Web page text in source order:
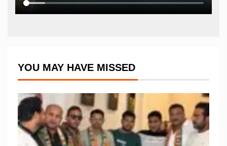
YOU MAY HAVE MISSED